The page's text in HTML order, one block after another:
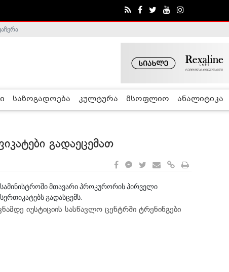
კომისია
საზოგადოება კულტურა მსოფლიო ანალიტიკა
გადაეცემათ
სამინისტროში მთავარი პროკურორის პირველი
გადასცემს.
იუსტიციის სასწავლო ცენტრში ტრენინგები